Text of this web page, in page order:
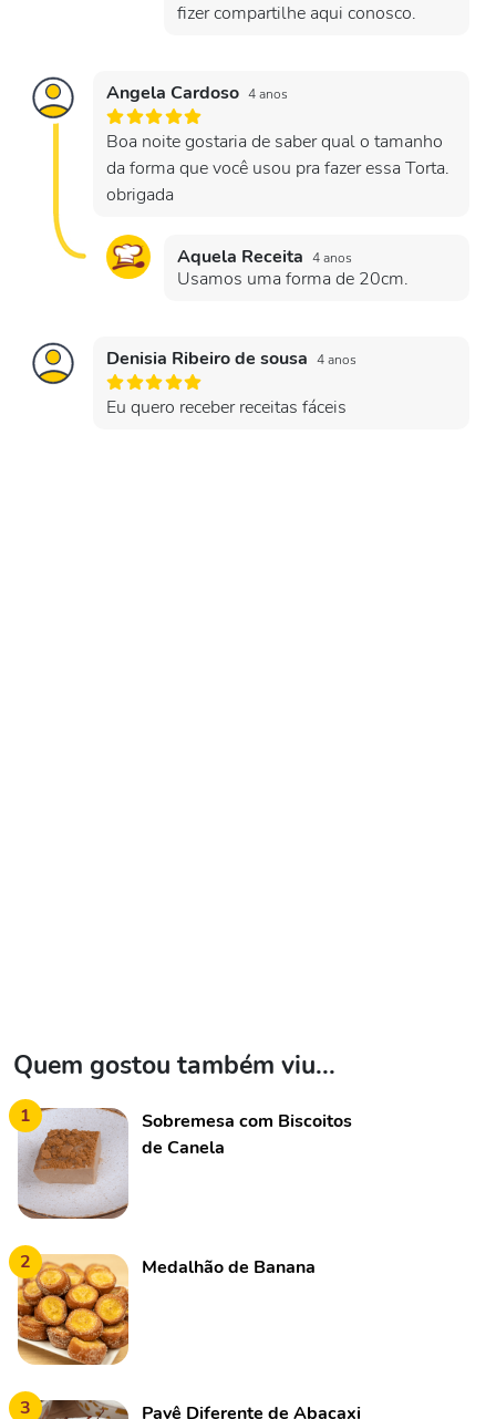
fizer compartilhe aqui conosco.
Angela Cardoso 4 anos
Boa noite gostaria de saber qual o tamanho
da forma que você usou pra fazer essa Torta.
obrigada
Aquela Receita 4 anos
Usamos uma forma de 20cm.
Denisia Ribeiro de sousa 4 anos
Eu quero receber receitas fáceis
Quem gostou também viu...
1
Sobremesa com Biscoitos
de Canela
2 Medalhão de Banana
3 Pavê Diferente de Abacaxi